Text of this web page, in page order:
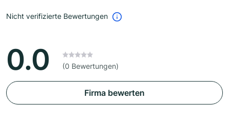
Nicht verifizierte Bewertungen
0.0 (0 Bewertungen)
Firma bewerten